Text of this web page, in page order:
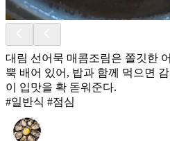
대림 선어묵 매콤조림은 쫄깃한
뿍 배어 있어, 밥과 함께 먹으면
이 입맛을 확 돋워준다.
#일반식 #점심